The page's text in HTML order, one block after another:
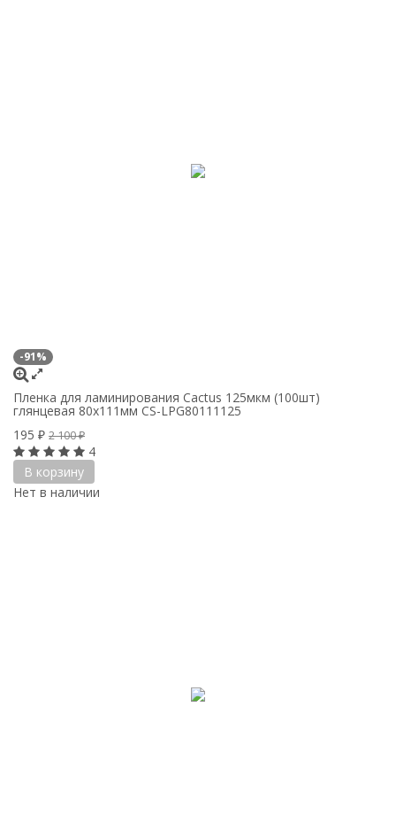
-91%
Пленка для ламинирования Cactus 125мкм (100шт)
глянцевая 80x111мм CS-LPG80111125
195 ₽ 2 100₽
4
В корзину
Нет в наличии